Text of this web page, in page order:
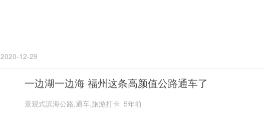
2020-12-29
一边湖一边海 福州这条高颜值公路通车了
景观式滨海公路,通车,旅游打卡 5年前